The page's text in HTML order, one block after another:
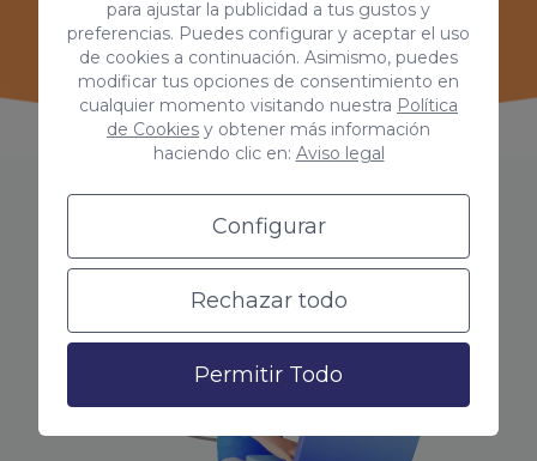
para ajustar la publicidad a tus gustos y
preferencias. Puedes configurar y aceptar el uso
de cookies a continuación. Asimismo, puedes
modificar tus opciones de consentimiento en
cualquier momento visitando nuestra Política
de Cookies y obtener más información
haciendo clic en: Aviso legal
Configurar
Rechazar todo
Permitir Todo
desarrollo de apps. Nos ajustamos a tus
necesidades.